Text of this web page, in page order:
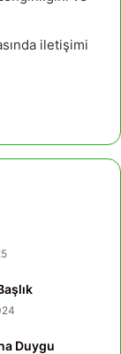
iletişimi
Duygu